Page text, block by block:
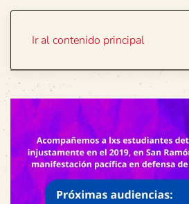
Ir al contenido principal